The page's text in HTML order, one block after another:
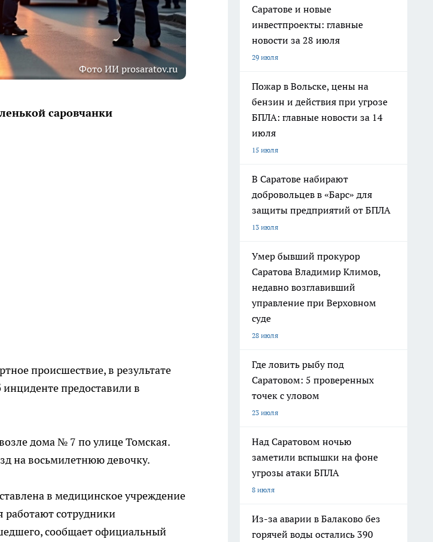
Фото ИИ prosaratov.ru
саровчанки
происшествие, в результате
предоставили в
дома № 7 по улице Томская.
на восьмилетнюю девочку.
в медицинское учреждение
сотрудники
сообщает официальный
Саратове и новые
инвестпроекты: главные
новости за 28 июля
29 июля
Пожар в Вольске, цены на
бензин и действия при угрозе
БПЛА: главные новости за 14
июля
15 июля
В Саратове набирают
добровольцев в «Барс» для
защиты предприятий от БПЛА
13 июля
Умер бывший прокурор
Саратова Владимир Климов,
недавно возглавивший
управление при Верховном
суде
28 июля
Где ловить рыбу под
Саратовом: 5 проверенных
точек с уловом
23 июля
Над Саратовом ночью
заметили вспышки на фоне
угрозы атаки БПЛА
8 июля
Из-за аварии в Балаково без
горячей воды остались 390